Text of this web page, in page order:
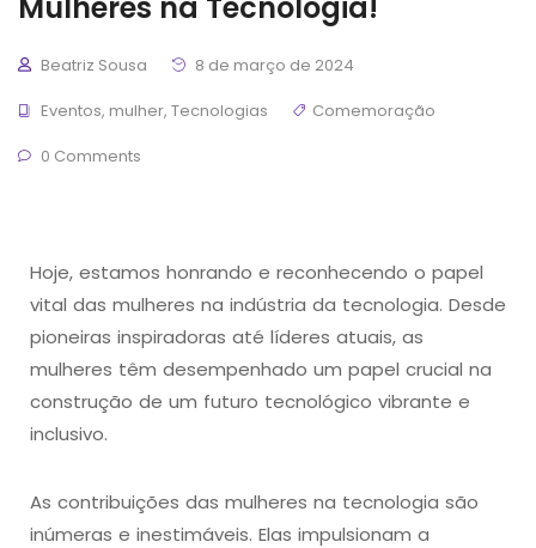
Beatriz Sousa
8 de março de 2024
Eventos, mulher, Tecnologias
Comemoração
0 Comments
Hoje, estamos honrando e reconhecendo o papel
vital das mulheres na indústria da tecnologia. Desde
pioneiras inspiradoras até líderes atuais, as
mulheres têm desempenhado um papel crucial na
construção de um futuro tecnológico vibrante e
inclusivo.
As contribuições das mulheres na tecnologia são
inúmeras e inestimáveis. Elas impulsionam a